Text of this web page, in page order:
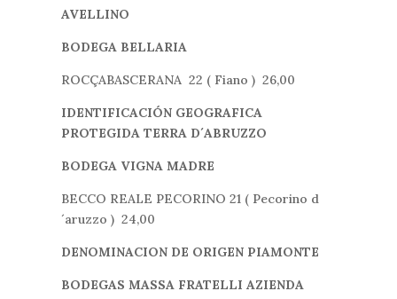
AVELLINO
BODEGA BELLARIA
ROCÇABASCERANA 22 ( Fiano ) 26,00
IDENTIFICACIÓN GEOGRAFICA
PROTEGIDA TERRA D´ABRUZZO
BODEGA VIGNA MADRE
BECCO REALE PECORINO 21 ( Pecorino d
´aruzzo ) 24,00
DENOMINACION DE ORIGEN PIAMONTE
BODEGAS MASSA FRATELLI AZIENDA